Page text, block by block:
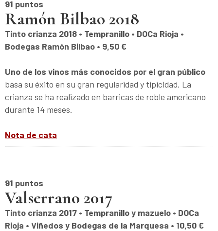
91 puntos
Ramón Bilbao 2018
Tinto crianza 2018 • Tempranillo • DOCa Rioja •
Bodegas Ramón Bilbao • 9,50 €
Uno de los vinos más conocidos por el gran público
basa su éxito en su gran regularidad y tipicidad. La
crianza se ha realizado en barricas de roble americano
durante 14 meses.
Nota de cata
91 puntos
Valserrano 2017
Tinto crianza 2017 • Tempranillo y mazuelo • DOCa
Rioja • Viñedos y Bodegas de la Marquesa • 10,50 €